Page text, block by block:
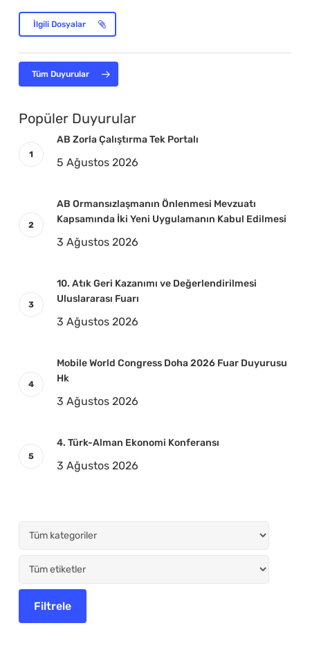
İlgili Dosyalar
Tüm Duyurular
Popüler Duyurular
AB Zorla Çalıştırma Tek Portalı
5 Ağustos 2026
AB Ormansızlaşmanın Önlenmesi Mevzuatı
Kapsamında İki Yeni Uygulamanın Kabul Edilmesi
3 Ağustos 2026
10. Atık Geri Kazanımı ve Değerlendirilmesi
Uluslararası Fuarı
3 Ağustos 2026
Mobile World Congress Doha 2026 Fuar Duyurusu
Hk
3 Ağustos 2026
4. Türk-Alman Ekonomi Konferansı
3 Ağustos 2026